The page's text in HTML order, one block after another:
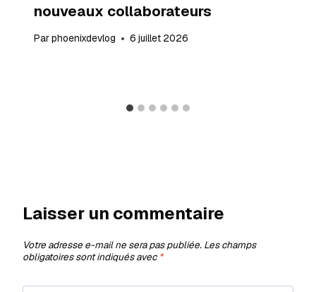
nouveaux collaborateurs
Parphoenixdevlog 6 juillet 2026
Laisser un commentaire
Votre adresse e-mail ne sera pas publiée. Les champs
obligatoires sont indiqués avec*